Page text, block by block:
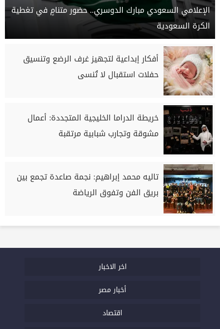
الإعلامي السعودي مبارك الدوسري.. حضور متنامٍ في تغطية
الكرة السعودية
أفكار إبداعية لتجهيز غرف الرضع وتنسيق
حفلات استقبال لا تُنسى
خريطة الدراما الخليجية المتجددة: أعمال
مشوقة وتجارب شبابية مرتقبة
تاليه محمد إبراهيم: نجمة صاعدة تجمع بين
بريق الفن وتفوق الرياضة
اخر الاخبار
أخبار مصر
اقتصاد